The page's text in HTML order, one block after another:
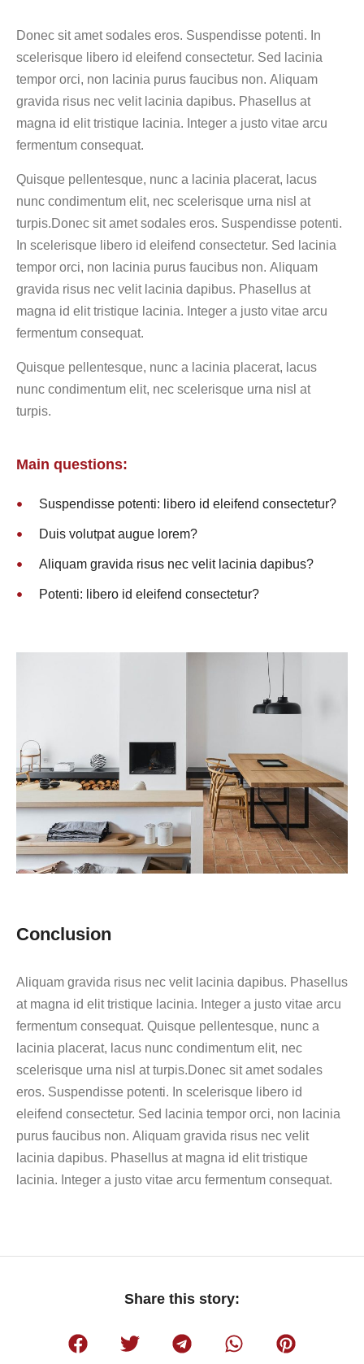
Donec sit amet sodales eros. Suspendisse potenti. In
scelerisque libero id eleifend consectetur. Sed lacinia
tempor orci, non lacinia purus faucibus non. Aliquam
gravida risus nec velit lacinia dapibus. Phasellus at
magna id elit tristique lacinia. Integer a justo vitae arcu
fermentum consequat.
Quisque pellentesque, nunc a lacinia placerat, lacus
nunc condimentum elit, nec scelerisque urna nisl at
turpis.Donec sit amet sodales eros. Suspendisse potenti.
In scelerisque libero id eleifend consectetur. Sed lacinia
tempor orci, non lacinia purus faucibus non. Aliquam
gravida risus nec velit lacinia dapibus. Phasellus at
magna id elit tristique lacinia. Integer a justo vitae arcu
fermentum consequat.
Quisque pellentesque, nunc a lacinia placerat, lacus
nunc condimentum elit, nec scelerisque urna nisl at
turpis.
Main questions:
Suspendisse potenti: libero id eleifend consectetur?
Duis volutpat augue lorem?
Aliquam gravida risus nec velit lacinia dapibus?
Potenti: libero id eleifend consectetur?
Conclusion
Aliquam gravida risus nec velit lacinia dapibus. Phasellus
at magna id elit tristique lacinia. Integer a justo vitae arcu
fermentum consequat. Quisque pellentesque, nunc a
lacinia placerat, lacus nunc condimentum elit, nec
scelerisque urna nisl at turpis.Donec sit amet sodales
eros. Suspendisse potenti. In scelerisque libero id
eleifend consectetur. Sed lacinia tempor orci, non lacinia
purus faucibus non. Aliquam gravida risus nec velit
lacinia dapibus. Phasellus at magna id elit tristique
lacinia. Integer a justo vitae arcu fermentum consequat.
Share this story: